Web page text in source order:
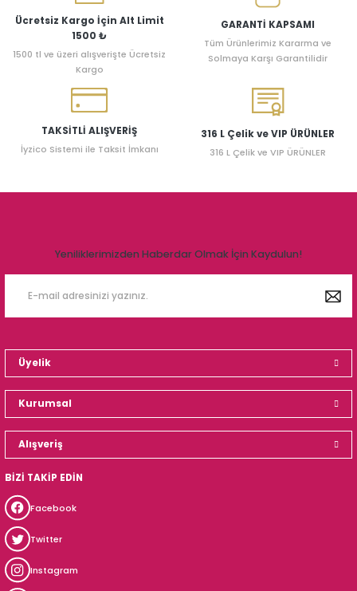
Ücretsiz Kargo İçin Alt Limit
1500 ₺
1500 tl ve üzeri alışverişte Ücretsiz
Kargo
GARANTİ KAPSAMI
Tüm Ürünlerimiz Kararma ve
Solmaya Karşı Garantilidir
TAKSİTLİ ALIŞVERİŞ
İyzico Sistemi ile Taksit İmkanı
316 L Çelik ve VIP ÜRÜNLER
316 L Çelik ve VIP ÜRÜNLER
Yeniliklerimizden Haberdar Olmak İçin Kaydulun!
Üyelik
Kurumsal
Alışveriş
BİZİ TAKİP EDİN
Facebook
Twitter
Instagram